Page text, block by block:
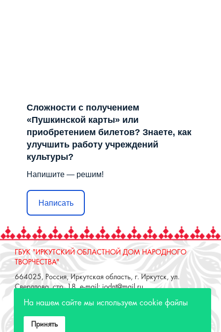
культуры?
Напишите — решим!
Написать
ГБУК "ИРКУТСКИЙ ОБЛАСТНОЙ ДОМ НАРОДНОГО
ТВОРЧЕСТВА"
664025, Россия, Иркутская область, г. Иркутск, ул.
Свердлова, стр. 18, e-mail: iodnt@mail.ru
тел.: 8 (3952) 33-04-25 - приемная
ОТДЕЛ "РЕМЕСЛЕННОЕ ПОДВОРЬЕ"
664025, Россия, Иркутская область, г. Иркутск, ул. 3 июля,
тел.: 8 (3952) 48-71-30
На нашем сайте мы используем cookie файлы
Принять